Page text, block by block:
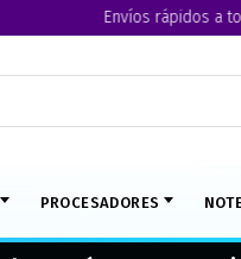
Envíos rápidos a todo
PROCESADORES